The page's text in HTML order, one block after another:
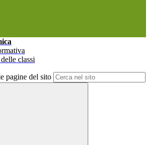
classi
pagine del sito